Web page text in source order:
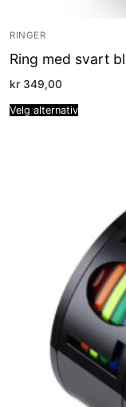
RINGER
Ring med svart
kr 349,00
Velg alternativ